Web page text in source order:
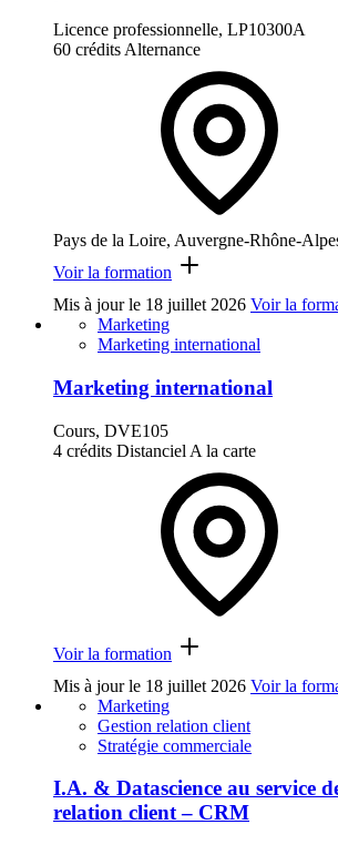
Licence professionnelle, LP10300A
60 crédits Alternance
Pays de la Loire, Auvergne-Rhône-
Voir la formation
Mis à jour le 18 juillet 2026 Voir la
Marketing
Marketing international
Marketing international
Cours, DVE105
4 crédits Distanciel A la carte
Voir la formation
Mis à jour le 18 juillet 2026 Voir la
Marketing
Gestion relation client
Stratégie commerciale
I.A. & Datascience au service
relation client – CRM